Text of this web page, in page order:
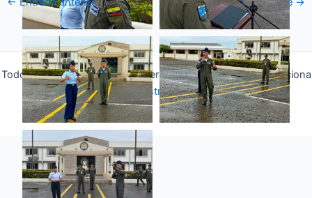
Todos los derechos © 2026 Fuerza Aérea Ecuatoriana | Funciona
gracias aTema Astra para WordPress